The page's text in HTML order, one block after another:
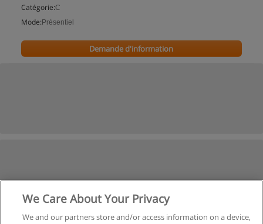
Catégorie:C
Mode: Présentiel
Demande d'information
We Care About Your Privacy
We and our partners store and/or access information on a device,